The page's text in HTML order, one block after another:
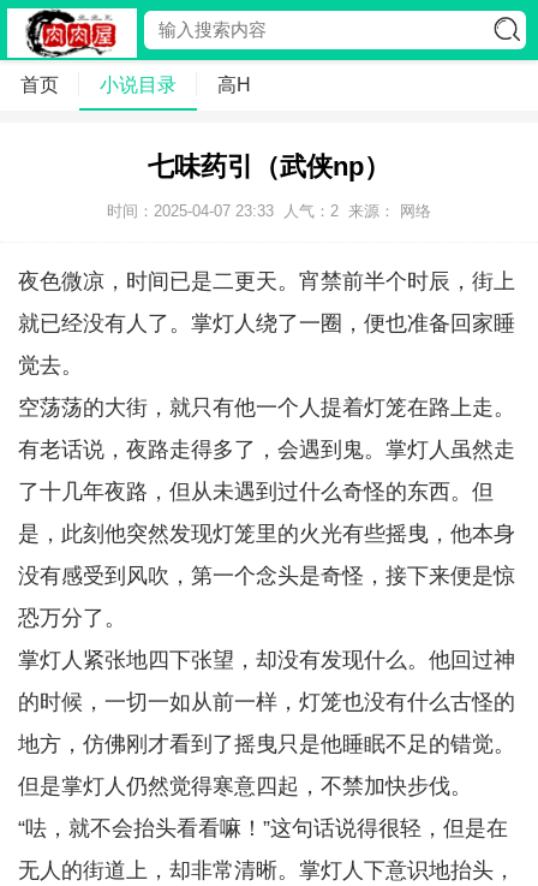
首页 小说目录 高H
七味药引（武侠np）
时间：2025-04-07 23:33 人气： 2 来源： 网络
夜色微凉，时间已是二更天。宵禁前半个时辰，街上
就已经没有人了。掌灯人绕了一圈，便也准备回家睡
觉去。
空荡荡的大街，就只有他一个人提着灯笼在路上走。
有老话说，夜路走得多了，会遇到鬼。掌灯人虽然走
了十几年夜路，但从未遇到过什么奇怪的东西。但
是，此刻他突然发现灯笼里的火光有些摇曳，他本身
没有感受到风吹，第一个念头是奇怪，接下来便是惊
恐万分了。
掌灯人紧张地四下张望，却没有发现什么。他回过神
的时候，一切一如从前一样，灯笼也没有什么古怪的
地方，仿佛刚才看到了摇曳只是他睡眠不足的错觉。
但是掌灯人仍然觉得寒意四起，不禁加快步伐。
“呿，就不会抬头看看嘛！”这句话说得很轻，但是在
无人的街道上，却非常清晰。掌灯人下意识地抬头，